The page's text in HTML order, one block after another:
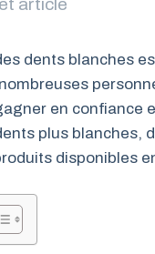
article
dents blanches
en confiance
plus blanches,
disponibles